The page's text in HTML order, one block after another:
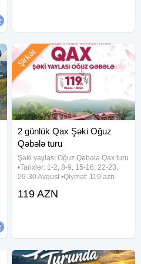
2 günlük Qax Şəki Oğuz
Qəbələ turu
Şəki yaylası Oğuz Qəbələ Qax turu
•Tarixlər: 1-2, 8-9, 15-16, 22-23,
29-30 Avqust •Qiymət: 119 azn
nəqliyyat - Səmimi və təcrübəli tur
Şirkət
119 AZN